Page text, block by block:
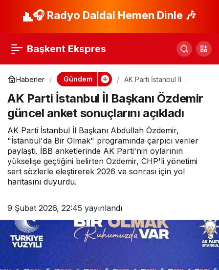
🎧 Radyo Daldal Hemen Dinle 🎶
Başkent Ekspres
Haberler Gündem
AK Parti İstanbul İl
anket sonuçlarını açıkladı
AK Parti İstanbul İl Başkanı Özdemir
güncel anket sonuçlarını açıkladı
AK Parti İstanbul İl Başkanı Abdullah Özdemir,
"İstanbul'da Bir Olmak" programında çarpıcı veriler
paylaştı. İBB anketlerinde AK Parti'nin oylarının
yükselişe geçtiğini belirten Özdemir, CHP'li yönetimi
sert sözlerle eleştirerek 2026 ve sonrası için yol
haritasını duyurdu.
9 Şubat 2026, 22:45 yayınlandı
Zihinsel Engelliye
Gözaltında
Paylaş